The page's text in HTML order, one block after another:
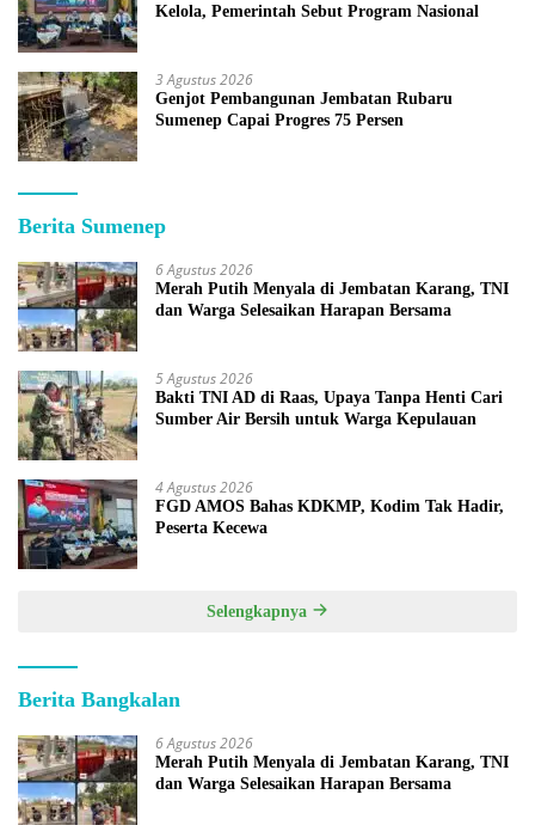
Kelola, Pemerintah Sebut Program Nasional
3 Agustus 2026
Genjot Pembangunan Jembatan Rubaru
Sumenep Capai Progres 75 Persen
Berita Sumenep
6 Agustus 2026
Merah Putih Menyala di Jembatan Karang, TNI
dan Warga Selesaikan Harapan Bersama
5 Agustus 2026
Bakti TNI AD di Raas, Upaya Tanpa Henti Cari
Sumber Air Bersih untuk Warga Kepulauan
4 Agustus 2026
FGD AMOS Bahas KDKMP, Kodim Tak Hadir,
Peserta Kecewa
Selengkapnya
Berita Bangkalan
6 Agustus 2026
Merah Putih Menyala di Jembatan Karang, TNI
dan Warga Selesaikan Harapan Bersama